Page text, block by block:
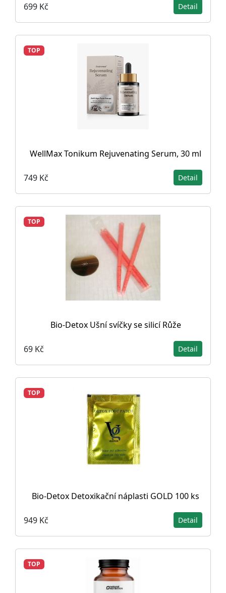
699 Kč Detail
TOP
WellMax Tonikum Rejuvenating Serum, 30 ml
749 Kč Detail
TOP
Bio-Detox Ušní svíčky se silicí Růže
69 Kč Detail
TOP
Bio-Detox Detoxikační náplasti GOLD 100 ks
949 Kč Detail
TOP